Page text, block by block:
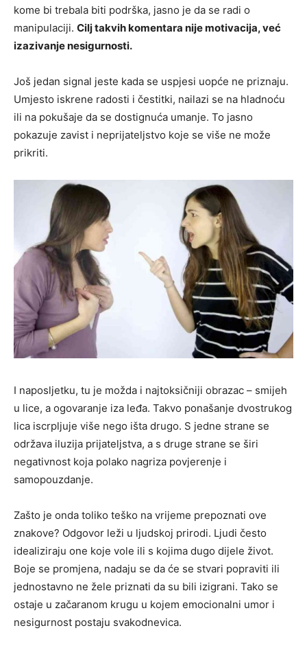
kome bi trebala biti podrška, jasno je da se radi o
manipulaciji. Cilj takvih komentara nije motivacija, već
izazivanje nesigurnosti.
Još jedan signal jeste kada se uspjesi uopće ne priznaju.
Umjesto iskrene radosti i čestitki, nailazi se na hladnoću
ili na pokušaje da se dostignuća umanje. To jasno
pokazuje zavist i neprijateljstvo koje se više ne može
prikriti.
I naposljetku, tu je možda i najtoksičniji obrazac – smijeh
u lice, a ogovaranje iza leđa. Takvo ponašanje dvostrukog
lica iscrpljuje više nego išta drugo. S jedne strane se
održava iluzija prijateljstva, a s druge strane se širi
negativnost koja polako nagriza povjerenje i
samopouzdanje.
Zašto je onda toliko teško na vrijeme prepoznati ove
znakove? Odgovor leži u ljudskoj prirodi. Ljudi često
idealiziraju one koje vole ili s kojima dugo dijele život.
Boje se promjena, nadaju se da će se stvari popraviti ili
jednostavno ne žele priznati da su bili izigrani. Tako se
ostaje u začaranom krugu u kojem emocionalni umor i
nesigurnost postaju svakodnevica.